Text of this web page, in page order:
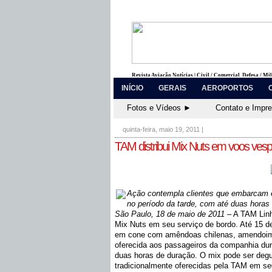
Revista Aviação Notícias | Civil / Comercial, Defesa /
INÍCIO GERAIS AEROPORTOS
Fotos e Vídeos ► Contato e
quinta-feira, maio 19, 2011 |
TAM distribui Mix Nuts em voos
Ação contempla clientes que
no período da tarde, com até duas horas
São Paulo, 18 de maio de 2011 –A TAM
Mix Nuts em seu serviço de bordo. Até 15
em cone com amêndoas chilenas,
oferecida aos passageiros da companhia
duas horas de duração. O mix pode ser
tradicionalmente oferecidas pela TAM em